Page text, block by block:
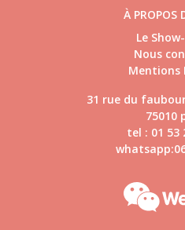
À PROPOS
Le
Nous
Mentions
31 rue du
75010
tel : 01 53